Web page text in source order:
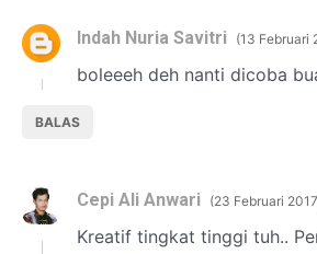
Indah Nuria Savitri 13 Februari
boleeeh deh nanti dicoba
BALAS
Cepi Ali Anwari 23 Februari
Kreatif tingkat tinggi tuh..